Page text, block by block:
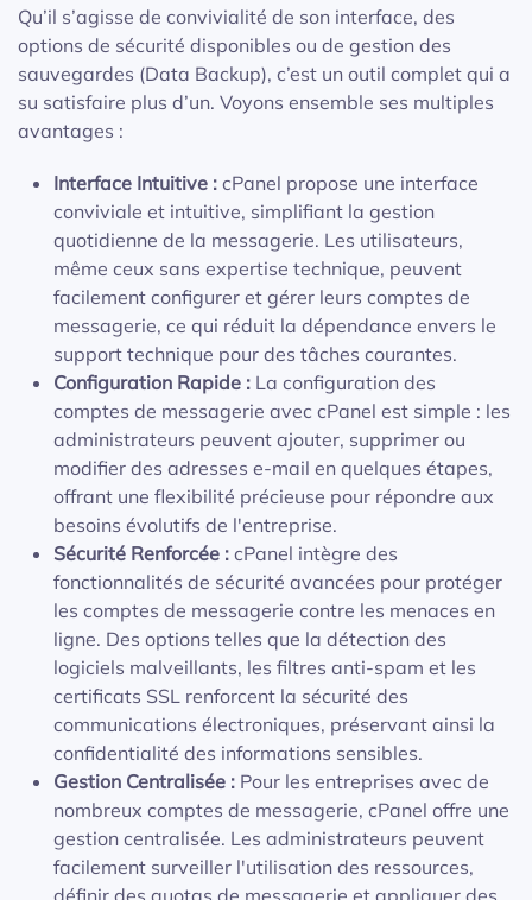
Qu’il s’agisse de convivialité de son interface, des
options de sécurité disponibles ou de gestion des
sauvegardes (Data Backup), c’est un outil complet qui a
su satisfaire plus d’un. Voyons ensemble ses multiples
avantages :
Interface Intuitive : cPanel propose une interface
conviviale et intuitive, simplifiant la gestion
quotidienne de la messagerie. Les utilisateurs,
même ceux sans expertise technique, peuvent
facilement configurer et gérer leurs comptes de
messagerie, ce qui réduit la dépendance envers le
support technique pour des tâches courantes.
Configuration Rapide : La configuration des
comptes de messagerie avec cPanel est simple : les
administrateurs peuvent ajouter, supprimer ou
modifier des adresses e-mail en quelques étapes,
offrant une flexibilité précieuse pour répondre aux
besoins évolutifs de l'entreprise.
Sécurité Renforcée : cPanel intègre des
fonctionnalités de sécurité avancées pour protéger
les comptes de messagerie contre les menaces en
ligne. Des options telles que la détection des
logiciels malveillants, les filtres anti-spam et les
certificats SSL renforcent la sécurité des
communications électroniques, préservant ainsi la
confidentialité des informations sensibles.
Gestion Centralisée : Pour les entreprises avec de
nombreux comptes de messagerie, cPanel offre une
gestion centralisée. Les administrateurs peuvent
facilement surveiller l'utilisation des ressources,
définir des quotas de messagerie et appliquer des